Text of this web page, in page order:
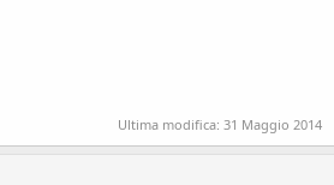
Ultima modifica: 31 Maggio 2014